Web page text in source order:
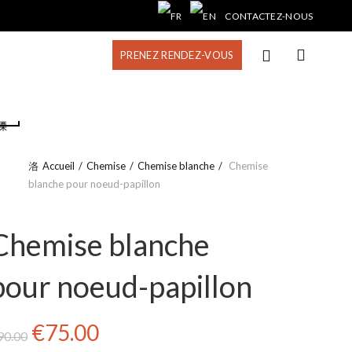
CONTACTEZ-NOUS
PRENEZ RENDEZ-VOUS
Accueil Chemise Chemise blanche
Chemise
blanche pour noeud-papillon
blanche
noeud-papillon
Le
€75.00Le